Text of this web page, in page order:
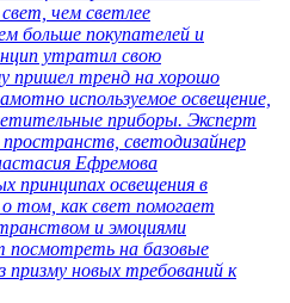
чем светлее
больше покупателей и
утратил свою
пришел тренд на хорошо
используемое освещение,
приборы. Эксперт
светодизайнер
Ефремова
принципах освещения в
том, как свет помогает
и эмоциями
на базовые
призму новых требований к